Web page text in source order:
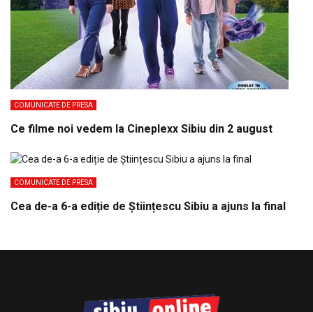
COMUNICATE DE PRESA
Ce filme noi vedem la Cineplexx Sibiu din 2 august
COMUNICATE DE PRESA
Cea de-a 6-a ediție de Științescu Sibiu a ajuns la final